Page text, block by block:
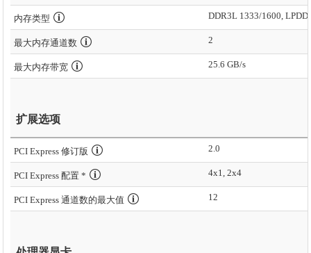
内存类型 DDR3L 1333/1600,
最大内存通道数 2
最大内存带宽 25.6 GB/s
扩展选项
PCI Express 修订版 2.0
PCI Express 配置 * 4x1, 2x4
PCI Express 通道数的最大值 12